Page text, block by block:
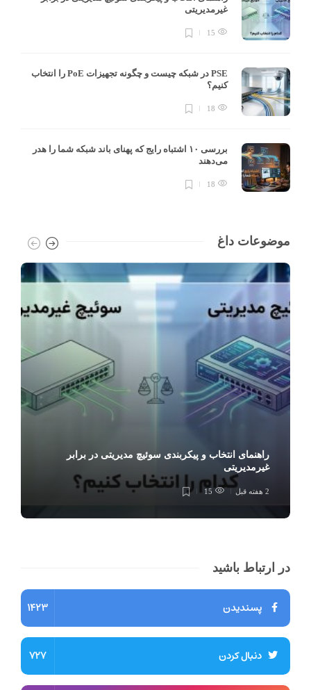
غیرمدیریتی
15
PSE در شبکه چیست و چگونه تجهیزات PoE را انتخاب
کنیم؟
18
بررسی ۱۰ اشتباه رایج که پهنای باند شبکه شما را هدر
می‌دهند
18
موضوعات داغ
راهنمای انتخاب و پیکربندی سوئیچ مدیریتی در برابر
غیرمدیریتی
2 هفته قبل 15
در ارتباط باشید
پسندیدن 1423
دنبال کردن 727